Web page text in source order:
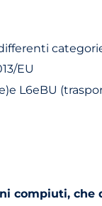
EU
L6eBU
compiuti,